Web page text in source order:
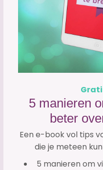
5 manieren
beter
Een e-book vol tips
die je meteen
5 manieren om